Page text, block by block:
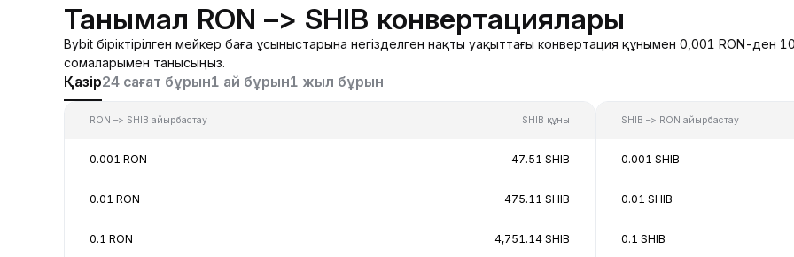
Танымал RON –> SHIB конвертациялары
Bybit біріктірілген мейкер баға ұсыныстарына негізделген нақты уақыттағы конвертация құнымен 0,001 RON-ден
сомаларымен танысыңыз.
Қазір24 сағат бұрын1 ай бұрын1 жыл бұрын
RON –> SHIB айырбастау SHIB құны
0.001 RON 47.51 SHIB
0.01 RON 475.11 SHIB
0.1 RON 4,751.14 SHIB
SHIB –> RON айырбастау
0.001 SHIB
0.01 SHIB
0.1 SHIB